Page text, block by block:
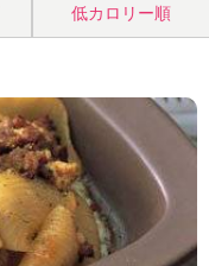
低カロリー順